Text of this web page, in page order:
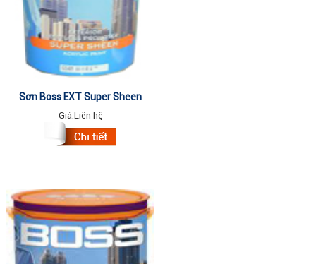
Sơn Boss EXT Super Sheen
4.375Lit
Giá:Liên hệ